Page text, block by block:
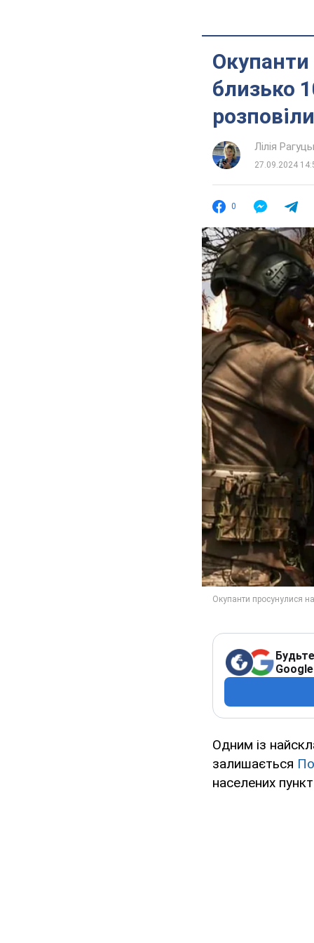
близько
Лілія
27.09.2024
0
Google
Одним із
залишається
населених